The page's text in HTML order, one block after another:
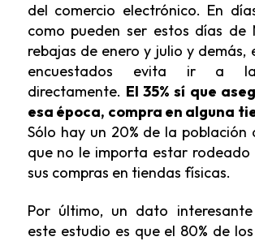
del comercio electrónico. En
como pueden ser estos días de
rebajas de enero y julio y demás,
encuestados evita ir a
directamente. El 35% sí que
esa época, compra en alguna
Sólo hay un 20% de la población
que no le importa estar rodeado
sus compras en tiendas físicas.
Por último, un dato
este estudio es que el 80% de